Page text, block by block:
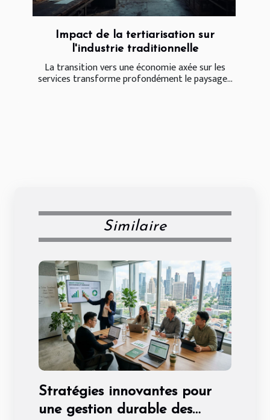
Impact de la tertiarisation sur
l'industrie traditionnelle
La transition vers une économie axée sur les
services transforme profondément le paysage...
Similaire
Stratégies innovantes pour
une gestion durable des